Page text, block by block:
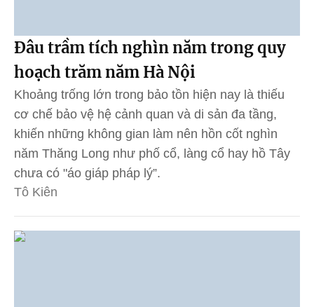
Đâu trầm tích nghìn năm trong quy
hoạch trăm năm Hà Nội
Khoảng trống lớn trong bảo tồn hiện nay là thiếu
cơ chế bảo vệ hệ cảnh quan và di sản đa tầng,
khiến những không gian làm nên hồn cốt nghìn
năm Thăng Long như phố cổ, làng cổ hay hồ Tây
chưa có "áo giáp pháp lý”.
Tô Kiên